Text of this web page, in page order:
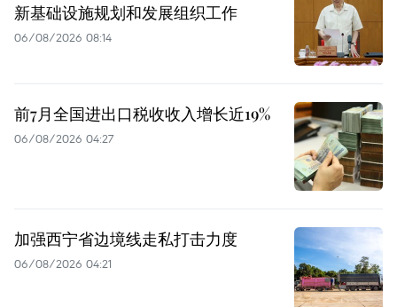
新基础设施规划和发展组织工作
06/08/2026 08:14
前7月全国进出口税收收入增长近19%
06/08/2026 04:27
加强西宁省边境线走私打击力度
06/08/2026 04:21